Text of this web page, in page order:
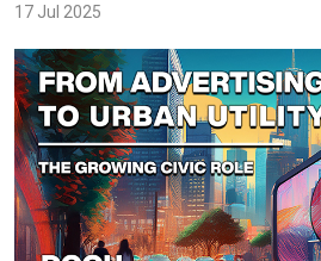
17 Jul 2025